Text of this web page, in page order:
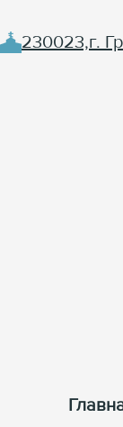
230023,г.